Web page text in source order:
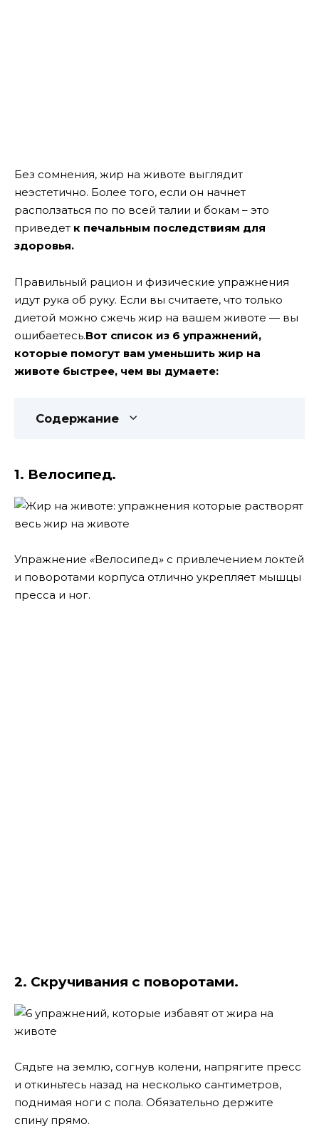
Без сомнения, жир на животе выглядит
неэстетично. Более того, если он начнет
расползаться по по всей талии и бокам – это
приведет к печальным последствиям для
здоровья.
Правильный рацион и физические упражнения
идут рука об руку. Если вы считаете, что только
диетой можно сжечь жир на вашем животе — вы
ошибаетесь.Вот список из 6 упражнений,
которые помогут вам уменьшить жир на
животе быстрее, чем вы думаете:
Содержание
1. Велосипед.
Упражнение «Велосипед» с привлечением локтей
и поворотами корпуса отлично укрепляет мышцы
пресса и ног.
2. Скручивания с поворотами.
Сядьте на землю, согнув колени, напрягите пресс
и откиньтесь назад на несколько сантиметров,
поднимая ноги с пола. Обязательно держите
спину прямо.